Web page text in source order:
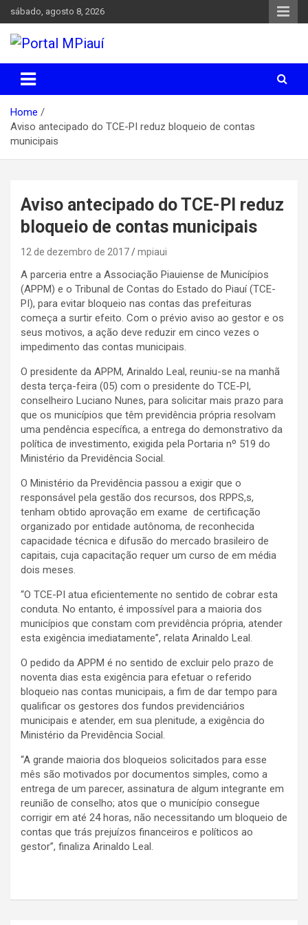
Skip
to
content
sábado, agosto 8, 2026
Portal MPiauí
Parnaíba
Home
Aviso antecipado do TCE-PI reduz bloqueio de contas
municipais
Aviso antecipado do TCE-PI reduz
bloqueio de contas municipais
12 de dezembro de 2017 mpiaui
A parceria entre a Associação Piauiense de Municípios
(APPM) e o Tribunal de Contas do Estado do Piauí (TCE-
PI), para evitar bloqueio nas contas das prefeituras
começa a surtir efeito. Com o prévio aviso ao gestor e os
seus motivos, a ação deve reduzir em cinco vezes o
impedimento das contas municipais.
O presidente da APPM, Arinaldo Leal, reuniu-se na manhã
desta terça-feira (05) com o presidente do TCE-PI,
conselheiro Luciano Nunes, para solicitar mais prazo para
que os municípios que têm previdência própria resolvam
uma pendência específica, a entrega do demonstrativo da
política de investimento, exigida pela Portaria nº 519 do
Ministério da Previdência Social.
O Ministério da Previdência passou a exigir que o
responsável pela gestão dos recursos, dos RPPS,s,
tenham obtido aprovação em exame de certificação
organizado por entidade autônoma, de reconhecida
capacidade técnica e difusão do mercado brasileiro de
capitais, cuja capacitação requer um curso de em média
dois meses.
“O TCE-PI atua eficientemente no sentido de cobrar esta
conduta. No entanto, é impossível para a maioria dos
municípios que constam com previdência própria, atender
esta exigência imediatamente”, relata Arinaldo Leal.
O pedido da APPM é no sentido de excluir pelo prazo de
noventa dias esta exigência para efetuar o referido
bloqueio nas contas municipais, a fim de dar tempo para
qualificar os gestores dos fundos previdenciários
municipais e atender, em sua plenitude, a exigência do
Ministério da Previdência Social.
“A grande maioria dos bloqueios solicitados para esse
mês são motivados por documentos simples, como a
entrega de um parecer, assinatura de algum integrante em
reunião de conselho; atos que o município consegue
corrigir em até 24 horas, não necessitando um bloqueio de
contas que trás prejuízos financeiros e políticos ao
gestor”, finaliza Arinaldo Leal.